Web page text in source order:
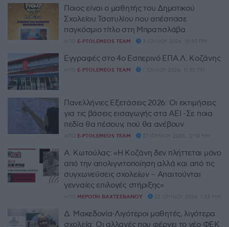
Ποιος είναι ο μαθητής του Δημοτικού
Σχολείου Τσοτυλίου που απέσπασε
παγκόσμιο τίτλο στη Μπρατισλάβα
ΑΠΌ E-PTOLEMEOS TEAM 3 ΙΟΥΛΊΟΥ 2026, 10:30 ΠΜ
Εγγραφές στο 4ο Εσπερινό ΕΠΑ.Λ. Κοζάνης
ΑΠΌ E-PTOLEMEOS TEAM 1 ΙΟΥΛΊΟΥ 2026, 11:30 ΠΜ
Πανελλήνιες Εξετάσεις 2026: Οι εκτιμήσεις
για τις βάσεις εισαγωγής στα ΑΕΙ -Σε ποια
πεδία θα πέσουν, πού θα ανέβουν
ΑΠΌ E-PTOLEMEOS TEAM 27 ΙΟΥΝΊΟΥ 2026, 12:10 ΜΜ
Α. Κωτούλας: «Η Κοζάνη δεν πλήττεται μόνο
από την απολιγνιτοποίηση αλλά και από τις
συγχωνεύσεις σχολείων – Aπαιτούνται
γενναίες επιλογές στήριξης»
ΑΠΌ ΜΕΡΌΠΗ ΒΑΧΤΣΕΒΆΝΟΥ 25 ΙΟΥΝΊΟΥ 2026, 1:33 ΜΜ
Δ. Μακεδονία-Λιγότεροι μαθητές, λιγότερα
σχολεία: Οι αλλαγές που φέρνει το νέο ΦΕΚ